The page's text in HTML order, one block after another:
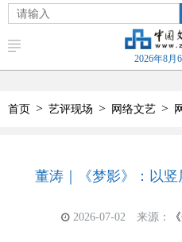
2026年8月
首页 > 艺评现场 > 网络文艺 >
董涛｜《梦影》：以
2026-07-02 来源：